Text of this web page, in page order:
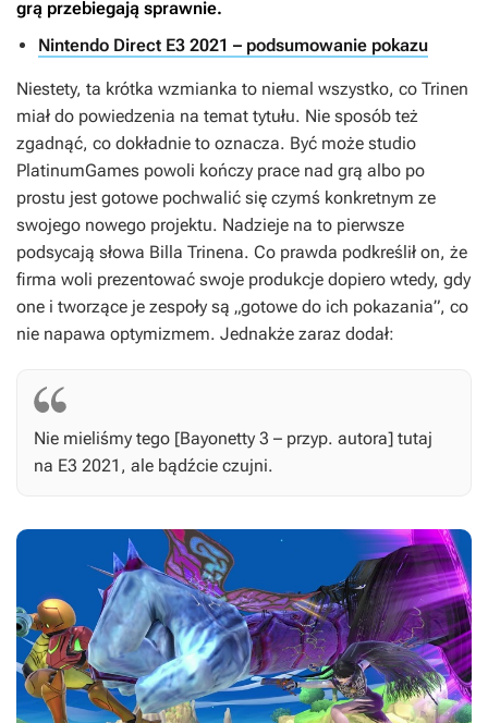
grą przebiegają sprawnie.
Nintendo Direct E3 2021 – podsumowanie pokazu
Niestety, ta krótka wzmianka to niemal wszystko, co Trinen
miał do powiedzenia na temat tytułu. Nie sposób też
zgadnąć, co dokładnie to oznacza. Być może studio
PlatinumGames powoli kończy prace nad grą albo po
prostu jest gotowe pochwalić się czymś konkretnym ze
swojego nowego projektu. Nadzieje na to pierwsze
podsycają słowa Billa Trinena. Co prawda podkreślił on, że
firma woli prezentować swoje produkcje dopiero wtedy, gdy
one i tworzące je zespoły są „gotowe do ich pokazania”, co
nie napawa optymizmem. Jednakże zaraz dodał:
Nie mieliśmy tego [Bayonetty 3 – przyp. autora] tutaj
na E3 2021, ale bądźcie czujni.